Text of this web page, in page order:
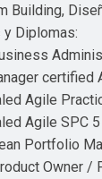
Building,
Diplomas:
certified
Agile
Agile SPC
Portfolio
Owner /